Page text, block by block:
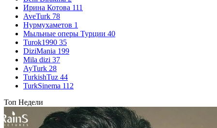
Ирина Котова 111
AveTurk 78
Нурмухаметов 1
Мыльные оперы Турции 40
Turok1990 35
DiziMania 199
Mila dizi 37
AyTurk 28
TurkishTuz 44
TurkSinema 112
Топ Недели